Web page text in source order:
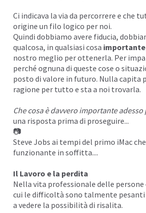
Ci indicava la via da percorrere e che
origine un filo logico per noi.
Quindi dobbiamo avere fiducia,
qualcosa, in qualsiasi cosa
nostro meglio per ottenerla. Per
perché ognuna di queste cose o
posto di valore in futuro. Nulla capita
ragione per tutto e sta a noi trovarla.
Che cosa è davvero importante adesso
una risposta prima di proseguire...
📷
Steve Jobs ai tempi del primo iMac
funzionante in soffitta....
Il Lavoro e la perdita
Nella vita professionale delle
cui le difficoltà sono talmente pesanti
a vedere la possibilità di risalita.